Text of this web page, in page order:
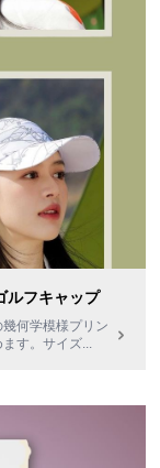
ルフキャップ
何学模様プリン
ます。サイズ...